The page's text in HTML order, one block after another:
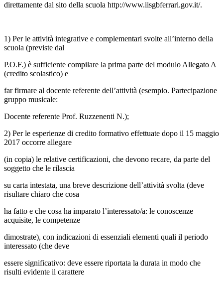
direttamente dal sito della scuola http://www.iisgbferrari.gov.it/.
1) Per le attività integrative e complementari svolte all’interno della
scuola (previste dal
P.O.F.) è sufficiente compilare la prima parte del modulo Allegato A
(credito scolastico) e
far firmare al docente referente dell’attività (esempio. Partecipazione
gruppo musicale:
Docente referente Prof. Ruzzenenti N.);
2) Per le esperienze di credito formativo effettuate dopo il 15 maggio
2017 occorre allegare
(in copia) le relative certificazioni, che devono recare, da parte del
soggetto che le rilascia
su carta intestata, una breve descrizione dell’attività svolta (deve
risultare chiaro che cosa
ha fatto e che cosa ha imparato l’interessato/a: le conoscenze
acquisite, le competenze
dimostrate), con indicazioni di essenziali elementi quali il periodo
interessato (che deve
essere significativo: deve essere riportata la durata in modo che
risulti evidente il carattere